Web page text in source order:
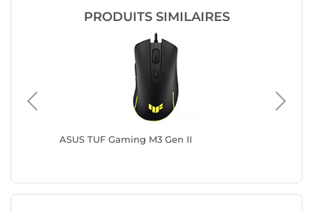
PRODUITS SIMILAIRES
ASUS TUF Gaming M3 Gen II